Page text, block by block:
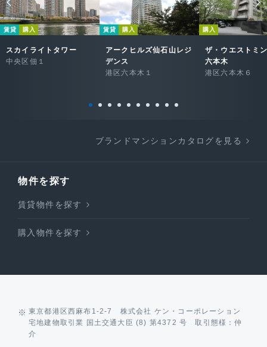
賃貸 購入
スカイライトタワー
中央区佃１
賃貸 購入
アークヒルズ仙石山レジ
デンス
港区六本木１
購入
ザ・ウエストミ
六本木
港区六本木６
ブランドマンションカタログを見る
物件を探す
賃貸物件を探す
購入物件を探す
東京都港区西麻布1-2-7 株式会社 ケン・コーポレーション
宅地建物取引業 国土交通大臣 (8) 第4372 号 取引態様：仲
介